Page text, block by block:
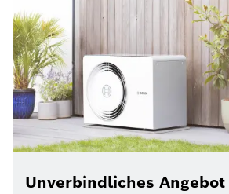
Unverbindliches Angebot